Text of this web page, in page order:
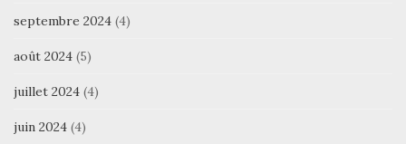
septembre 2024 (4)
août 2024 (5)
juillet 2024 (4)
juin 2024 (4)